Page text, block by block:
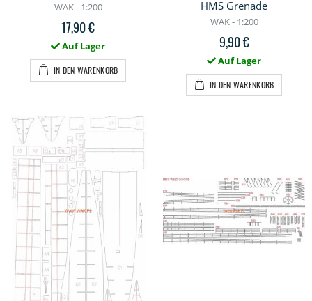
WAK - 1:200
17,90 €
Auf Lager
IN DEN WARENKORB
HMS Grenade
WAK - 1:200
9,90 €
Auf Lager
IN DEN WARENKORB